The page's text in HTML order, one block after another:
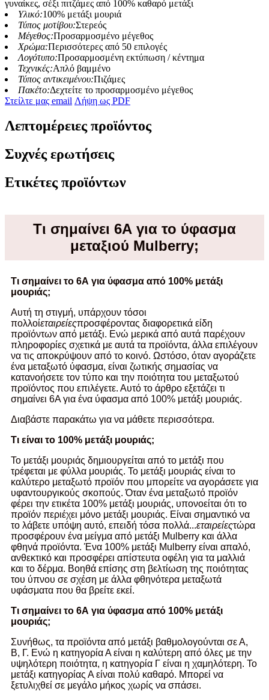
γυναίκες, σέξι πιτζάμες από 100% καθαρό μετάξι
Υλικό:100% μετάξι μουριά
Τύπος μοτίβου:Στερεός
Μέγεθος:Προσαρμοσμένο μέγεθος
Χρώμα:Περισσότερες από 50 επιλογές
Λογότυπο:Προσαρμοσμένη εκτύπωση / κέντημα
Τεχνικές:Απλό βαμμένο
Τύπος αντικειμένου:Πιζάμες
Πακέτο:Δεχτείτε το προσαρμοσμένο μέγεθος
Στείλτε μας email Λήψη ως PDF
Λεπτομέρειες προϊόντος
Συχνές ερωτήσεις
Ετικέτες προϊόντων
Τι σημαίνει 6Α για το ύφασμα
μεταξιού Mulberry;
Τι σημαίνει το 6Α για ύφασμα από 100% μετάξι
μουριάς;
Αυτή τη στιγμή, υπάρχουν τόσοι
πολλοίεταιρείεςπροσφέροντας διαφορετικά είδη
προϊόντων από μετάξι. Ενώ μερικά από αυτά παρέχουν
πληροφορίες σχετικά με αυτά τα προϊόντα, άλλα επιλέγουν
να τις αποκρύψουν από το κοινό. Ωστόσο, όταν αγοράζετε
ένα μεταξωτό ύφασμα, είναι ζωτικής σημασίας να
κατανοήσετε τον τύπο και την ποιότητα του μεταξωτού
προϊόντος που επιλέγετε. Αυτό το άρθρο εξετάζει τι
σημαίνει 6Α για ένα ύφασμα από 100% μετάξι μουριάς.
Διαβάστε παρακάτω για να μάθετε περισσότερα.
Τι είναι το 100% μετάξι μουριάς;
Το μετάξι μουριάς δημιουργείται από το μετάξι που
τρέφεται με φύλλα μουριάς. Το μετάξι μουριάς είναι το
καλύτερο μεταξωτό προϊόν που μπορείτε να αγοράσετε για
υφαντουργικούς σκοπούς. Όταν ένα μεταξωτό προϊόν
φέρει την ετικέτα 100% μετάξι μουριάς, υπονοείται ότι το
προϊόν περιέχει μόνο μετάξι μουριάς. Είναι σημαντικό να
το λάβετε υπόψη αυτό, επειδή τόσα πολλά...εταιρείεςτώρα
προσφέρουν ένα μείγμα από μετάξι Mulberry και άλλα
φθηνά προϊόντα. Ένα 100% μετάξι Mulberry είναι απαλό,
ανθεκτικό και προσφέρει απίστευτα οφέλη για τα μαλλιά
και το δέρμα. Βοηθά επίσης στη βελτίωση της ποιότητας
του ύπνου σε σχέση με άλλα φθηνότερα μεταξωτά
υφάσματα που θα βρείτε εκεί.
Τι σημαίνει το 6Α για ύφασμα από 100% μετάξι
μουριάς;
Συνήθως, τα προϊόντα από μετάξι βαθμολογούνται σε Α,
Β, Γ. Ενώ η κατηγορία Α είναι η καλύτερη από όλες με την
υψηλότερη ποιότητα, η κατηγορία Γ είναι η χαμηλότερη. Το
μετάξι κατηγορίας Α είναι πολύ καθαρό. Μπορεί να
ξετυλιχθεί σε μεγάλο μήκος χωρίς να σπάσει.